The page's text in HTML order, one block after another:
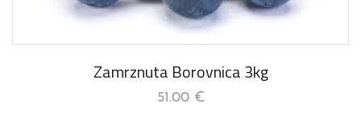
Zamrznuta Borovnica 3kg
51.00 €